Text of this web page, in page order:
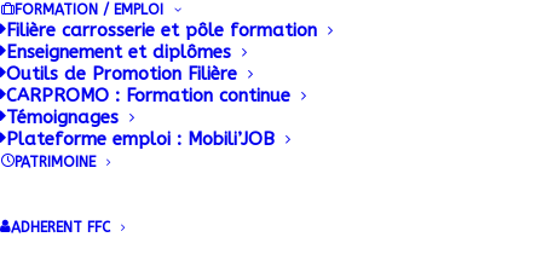
FORMATION / EMPLOI
Filière carrosserie et pôle formation
Enseignement et diplômes
Outils de Promotion Filière
CARPROMO : Formation continue
Témoignages
Plateforme emploi : Mobili’JOB
PATRIMOINE
ADHERENT FFC